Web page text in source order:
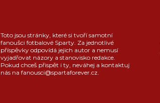
Toto jsou stránky, které si tvoří samotní
fanoušci fotbalové Sparty. Za jednotlivé
příspěvky odpovídá jejich autor a nemusí
vyjadřovat názory a stanovisko redakce.
Pokud chceš přispět i ty, neváhej a kontaktuj
nás na fanousci@spartaforever.cz.